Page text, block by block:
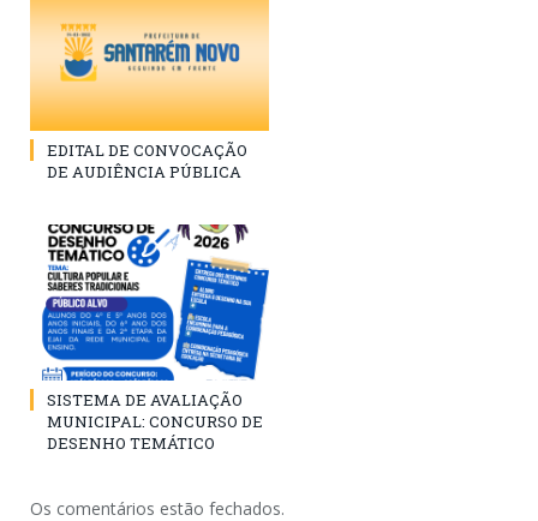
EDITAL DE CONVOCAÇÃO
DE AUDIÊNCIA PÚBLICA
SISTEMA DE AVALIAÇÃO
MUNICIPAL: CONCURSO DE
DESENHO TEMÁTICO
Os comentários estão fechados.